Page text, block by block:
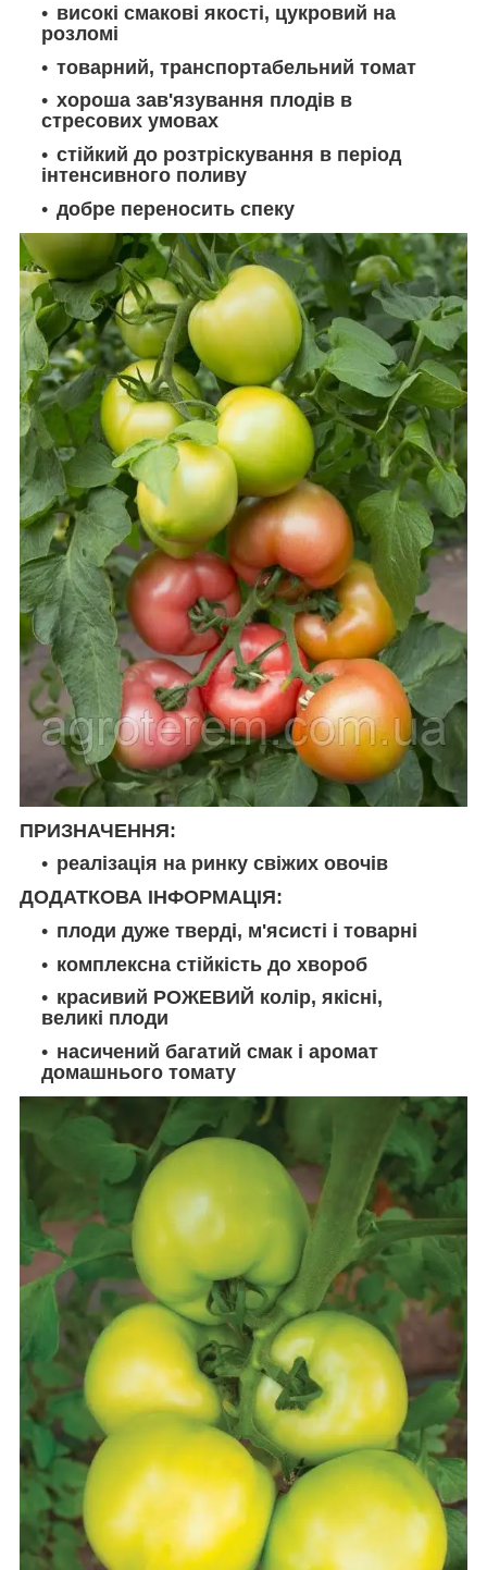
високі смакові якості, цукровий на
розломі
товарний, транспортабельний томат
хороша зав'язування плодів в
стресових умовах
стійкий до розтріскування в період
інтенсивного поливу
добре переносить спеку
ПРИЗНАЧЕННЯ:
реалізація на ринку свіжих овочів
ДОДАТКОВА ІНФОРМАЦІЯ:
плоди дуже тверді, м'ясисті і товарні
комплексна стійкість до хвороб
красивий РОЖЕВИЙ колір, якісні,
великі плоди
насичений багатий смак і аромат
домашнього томату